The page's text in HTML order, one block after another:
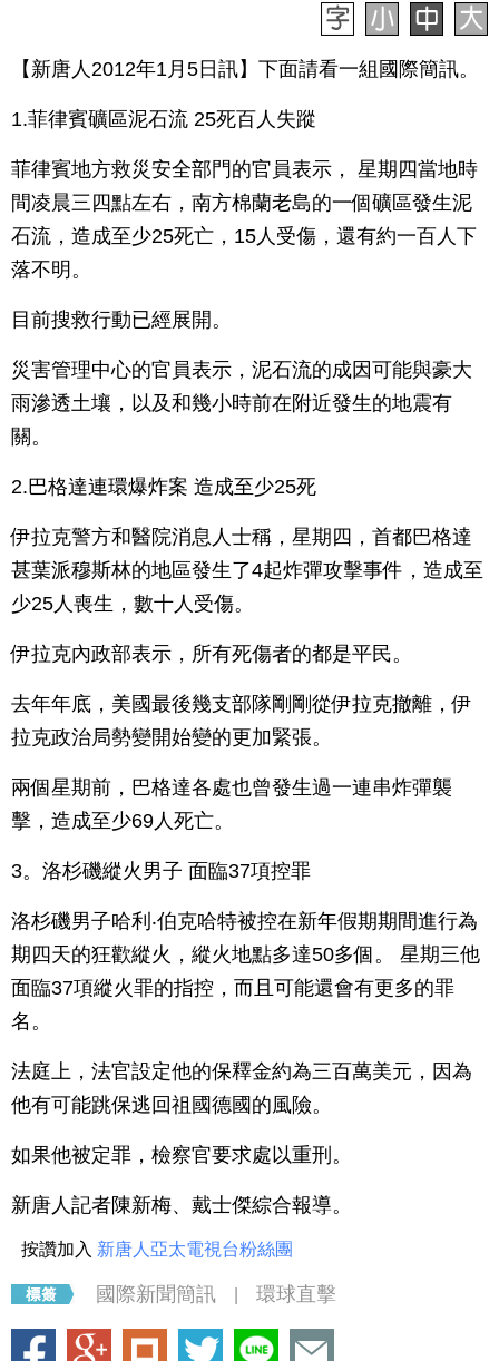
【新唐人2012年1月5日訊】下面請看一組國際簡訊。
1.菲律賓礦區泥石流 25死百人失蹤
菲律賓地方救災安全部門的官員表示， 星期四當地時
間凌晨三四點左右，南方棉蘭老島的一個礦區發生泥
石流，造成至少25死亡，15人受傷，還有約一百人下
落不明。
目前搜救行動已經展開。
災害管理中心的官員表示，泥石流的成因可能與豪大
雨滲透土壤，以及和幾小時前在附近發生的地震有
關。
2.巴格達連環爆炸案 造成至少25死
伊拉克警方和醫院消息人士稱，星期四，首都巴格達
甚葉派穆斯林的地區發生了4起炸彈攻擊事件，造成至
少25人喪生，數十人受傷。
伊拉克內政部表示，所有死傷者的都是平民。
去年年底，美國最後幾支部隊剛剛從伊拉克撤離，伊
拉克政治局勢變開始變的更加緊張。
兩個星期前，巴格達各處也曾發生過一連串炸彈襲
擊，造成至少69人死亡。
3。洛杉磯縱火男子 面臨37項控罪
洛杉磯男子哈利‧伯克哈特被控在新年假期期間進行為
期四天的狂歡縱火，縱火地點多達50多個。 星期三他
面臨37項縱火罪的指控，而且可能還會有更多的罪
名。
法庭上，法官設定他的保釋金約為三百萬美元，因為
他有可能跳保逃回祖國德國的風險。
如果他被定罪，檢察官要求處以重刑。
新唐人記者陳新梅、戴士傑綜合報導。
按讚加入 新唐人亞太電視台粉絲團
國際新聞簡訊 環球直擊